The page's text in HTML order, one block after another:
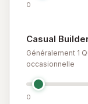
0
Casual
Généralement 1
occasionnelle
0